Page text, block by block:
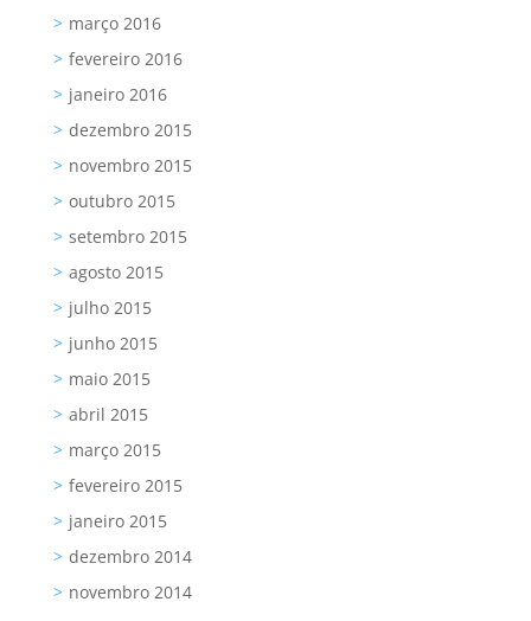
março 2016
fevereiro 2016
janeiro 2016
dezembro 2015
novembro 2015
outubro 2015
setembro 2015
agosto 2015
julho 2015
junho 2015
maio 2015
abril 2015
março 2015
fevereiro 2015
janeiro 2015
dezembro 2014
novembro 2014